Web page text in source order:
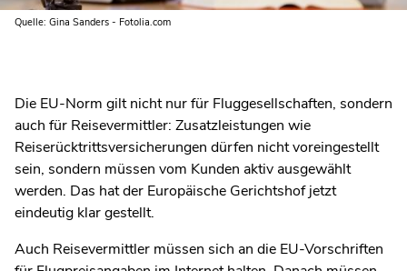
Quelle: Gina Sanders - Fotolia.com
Die EU-Norm gilt nicht nur für Fluggesellschaften, sondern
auch für Reisevermittler: Zusatzleistungen wie
Reiserücktrittsversicherungen dürfen nicht voreingestellt
sein, sondern müssen vom Kunden aktiv ausgewählt
werden. Das hat der Europäische Gerichtshof jetzt
eindeutig klar gestellt.
Auch Reisevermittler müssen sich an die EU-Vorschriften